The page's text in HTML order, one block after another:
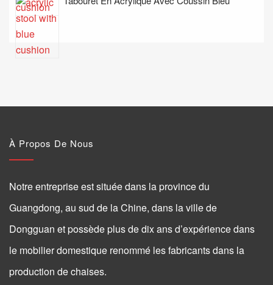
À Propos De Nous
Notre entreprise est située dans la province du
Guangdong, au sud de la Chine, dans la ville de
Dongguan et possède plus de dix ans d’expérience dans
le mobilier domestique renommé les fabricants dans la
production de chaises.